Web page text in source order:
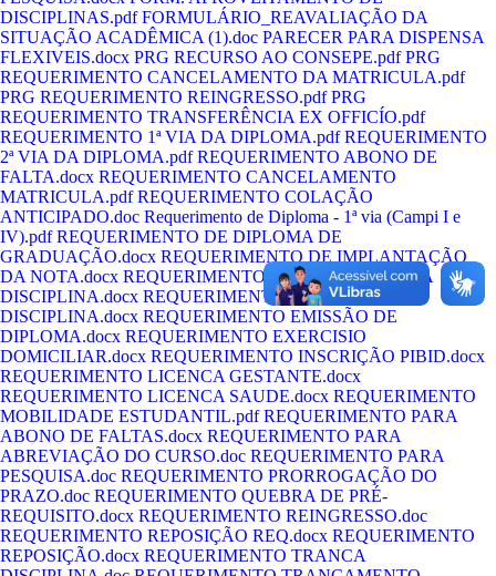
DISCIPLINAS.pdf FORMULÁRIO_REAVALIAÇÃO DA
SITUAÇÃO ACADÊMICA (1).doc PARECER PARA DISPENSA
FLEXIVEIS.docx PRG RECURSO AO CONSEPE.pdf PRG
REQUERIMENTO CANCELAMENTO DA MATRICULA.pdf
PRG REQUERIMENTO REINGRESSO.pdf PRG
REQUERIMENTO TRANSFERÊNCIA EX OFFICÍO.pdf
REQUERIMENTO 1ª VIA DA DIPLOMA.pdf REQUERIMENTO
2ª VIA DA DIPLOMA.pdf REQUERIMENTO ABONO DE
FALTA.docx REQUERIMENTO CANCELAMENTO
MATRICULA.pdf REQUERIMENTO COLAÇÃO
ANTICIPADO.doc Requerimento de Diploma - 1ª via (Campi I e
IV).pdf REQUERIMENTO DE DIPLOMA DE
GRADUAÇÃO.docx REQUERIMENTO DE IMPLANTAÇÃO
DA NOTA.docx REQUERIMENTO DE MATRICULA NA
DISCIPLINA.docx REQUERIMENTO DISPENSA
DISCIPLINA.docx REQUERIMENTO EMISSÃO DE
DIPLOMA.docx REQUERIMENTO EXERCISIO
DOMICILIAR.docx REQUERIMENTO INSCRIÇÃO PIBID.docx
REQUERIMENTO LICENCA GESTANTE.docx
REQUERIMENTO LICENCA SAUDE.docx REQUERIMENTO
MOBILIDADE ESTUDANTIL.pdf REQUERIMENTO PARA
ABONO DE FALTAS.docx REQUERIMENTO PARA
ABREVIAÇÃO DO CURSO.doc REQUERIMENTO PARA
PESQUISA.doc REQUERIMENTO PRORROGAÇÃO DO
PRAZO.doc REQUERIMENTO QUEBRA DE PRÉ-
REQUISITO.docx REQUERIMENTO REINGRESSO.doc
REQUERIMENTO REPOSIÇÃO REQ.docx REQUERIMENTO
REPOSIÇÃO.docx REQUERIMENTO TRANCA